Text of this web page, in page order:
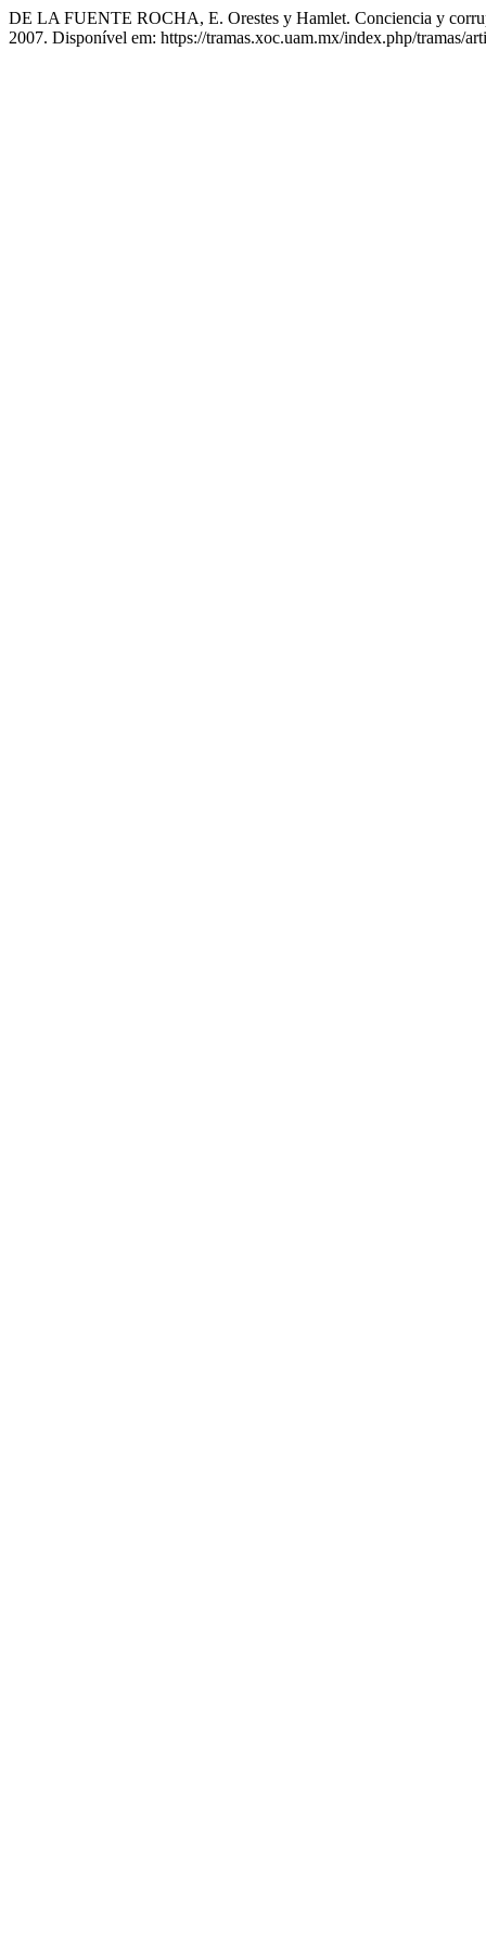
DE LA FUENTE ROCHA, E. Orestes y Hamlet. Conciencia y
2007. Disponível em: https://tramas.xoc.uam.mx/index.php/tramas/